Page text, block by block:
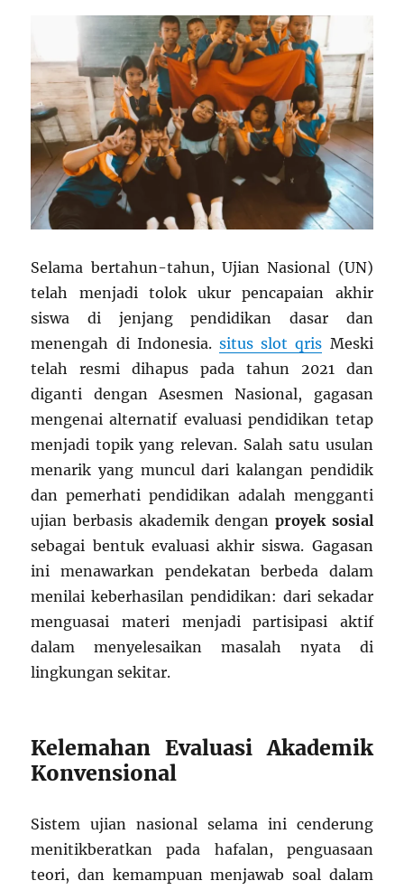
Selama bertahun-tahun, Ujian Nasional (UN)
telah menjadi tolok ukur pencapaian akhir
siswa di jenjang pendidikan dasar dan
menengah di Indonesia. situs slot qris Meski
telah resmi dihapus pada tahun 2021 dan
diganti dengan Asesmen Nasional, gagasan
mengenai alternatif evaluasi pendidikan tetap
menjadi topik yang relevan. Salah satu usulan
menarik yang muncul dari kalangan pendidik
dan pemerhati pendidikan adalah mengganti
ujian berbasis akademik dengan proyek sosial
sebagai bentuk evaluasi akhir siswa. Gagasan
ini menawarkan pendekatan berbeda dalam
menilai keberhasilan pendidikan: dari sekadar
menguasai materi menjadi partisipasi aktif
dalam menyelesaikan masalah nyata di
lingkungan sekitar.
Kelemahan Evaluasi Akademik
Konvensional
Sistem ujian nasional selama ini cenderung
menitikberatkan pada hafalan, penguasaan
teori, dan kemampuan menjawab soal dalam